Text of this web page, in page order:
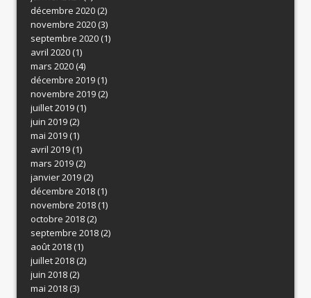
décembre 2020(2)
novembre 2020(3)
septembre 2020(1)
avril 2020(1)
mars 2020(4)
décembre 2019(1)
novembre 2019(2)
juillet 2019(1)
juin 2019(2)
mai 2019(1)
avril 2019(1)
mars 2019(2)
janvier 2019(2)
décembre 2018(1)
novembre 2018(1)
octobre 2018(2)
septembre 2018(2)
août 2018(1)
juillet 2018(2)
juin 2018(2)
mai 2018(3)